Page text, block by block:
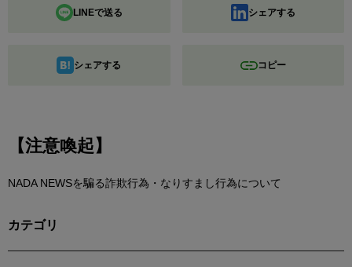
LINEで送る シェアする
シェアする コピー
【注意喚起】
NADA NEWSを騙る詐欺行為・なりすまし行為について
カテゴリ